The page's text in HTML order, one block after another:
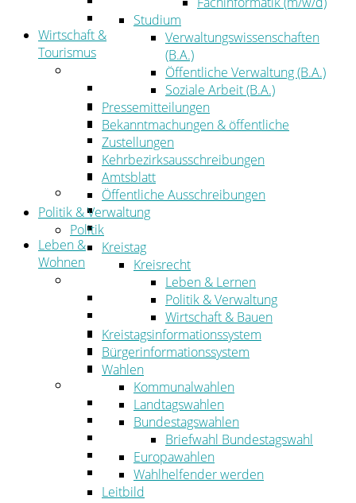
Zahlen, Daten, Fakten
Wirtschaft &
Tourismus
Wirtschaftsförderung
Gewerbeflächen und Unternehmen
Arbeitgeberservice
Mobilfunk & Breitband
Straßen- und Radwegebau
Landwirtschaft
Tourismus
Freizeit und Urlaub im Landkreis
Veranstaltungen
Leben &
Wohnen
Migration
Schulen, Bildung, Sport und Kultur
Soziales
Gesundheit
Jugend, Familie und Senioren
Bauen und Planen
Abfall
Umwelt
Ordnung
Studium
Verwaltungswissenschaften
(B.A.)
Öffentliche Verwaltung (B.A.)
Soziale Arbeit (B.A.)
Pressemitteilungen
Bekanntmachungen & öffentliche
Zustellungen
Kehrbezirksausschreibungen
Amtsblatt
Öffentliche Ausschreibungen
Politik & Verwaltung
Politik
Kreistag
Kreisrecht
Leben & Lernen
Politik & Verwaltung
Wirtschaft & Bauen
Kreistagsinformationssystem
Bürgerinformationssystem
Wahlen
Kommunalwahlen
Landtagswahlen
Bundestagswahlen
Briefwahl Bundestagswahl
Europawahlen
Wahlhelfender werden
Leitbild